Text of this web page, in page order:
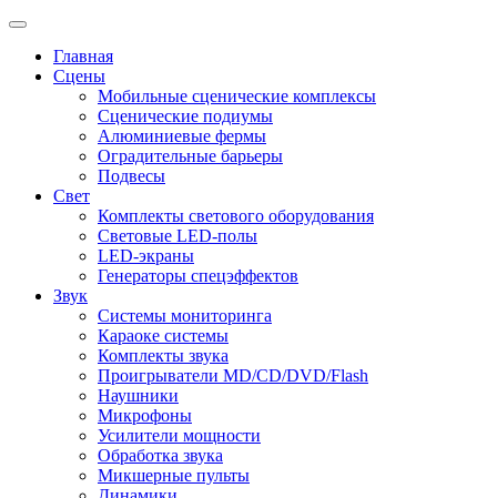
Главная
Сцены
Мобильные сценические комплексы
Сценические подиумы
Алюминиевые фермы
Оградительные барьеры
Подвесы
Свет
Комплекты светового оборудования
Световые LED-полы
LED-экраны
Генераторы спецэффектов
Звук
Системы мониторинга
Караоке системы
Комплекты звука
Проигрыватели MD/CD/DVD/Flash
Наушники
Микрофоны
Усилители мощности
Обработка звука
Микшерные пульты